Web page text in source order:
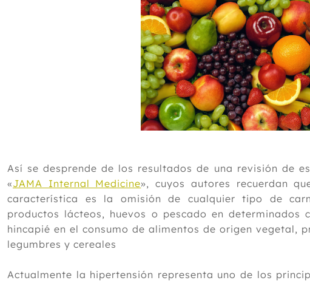
Así se desprende de los resultados de una revisión de
«JAMA Internal Medicine», cuyos autores recuerdan
característica es la omisión de cualquier tipo de
productos lácteos, huevos o pescado en determinados
hincapié en el consumo de alimentos de origen vegetal,
legumbres y cereales
Actualmente la hipertensión representa uno de los